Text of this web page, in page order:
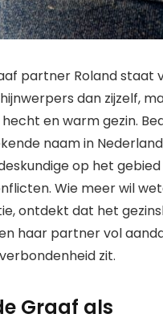
partner Roland staat
dan zijzelf,
en warm gezin.
naam in
op het
Wie meer wil
ontdekt dat het
haar partner vol
zit.
Graaf als